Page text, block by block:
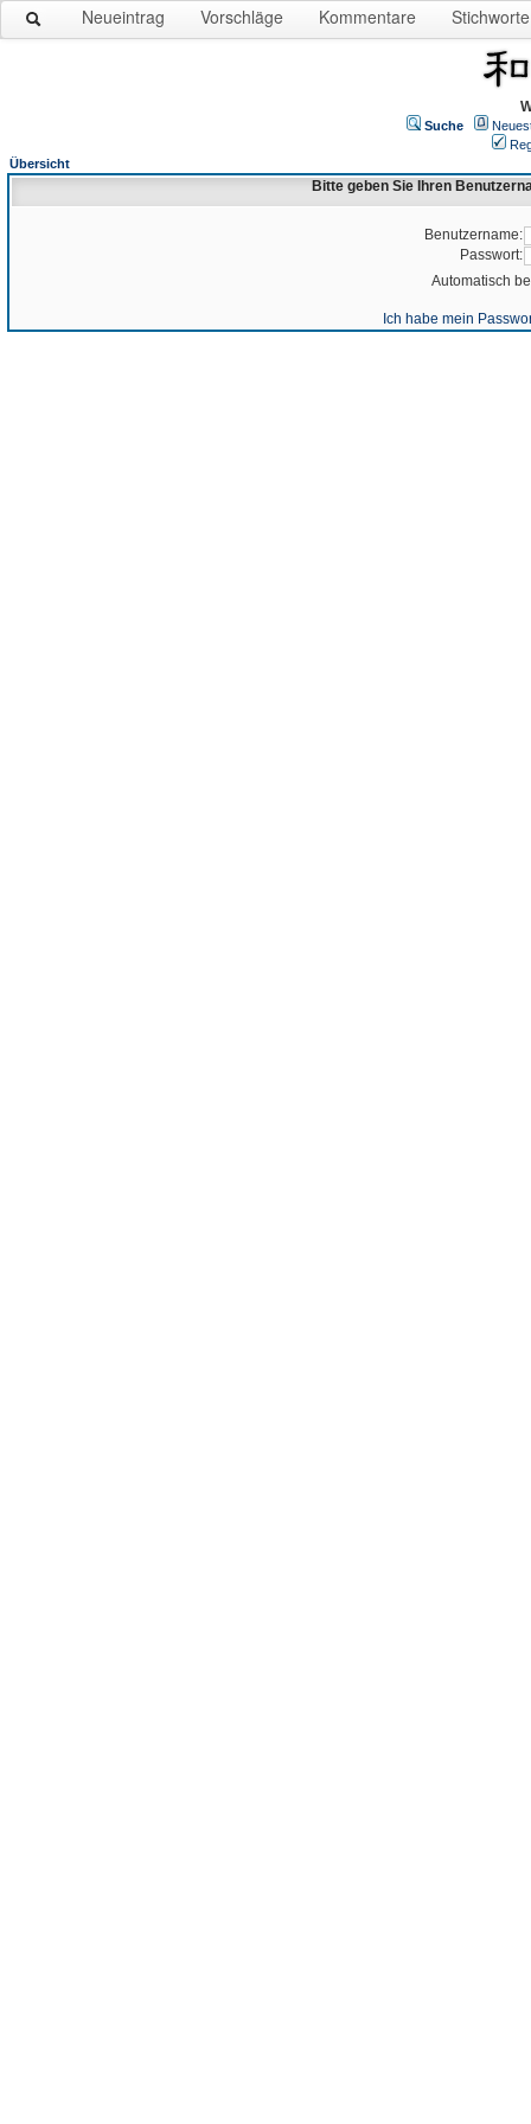
Neueintrag Vorschläge Kommentare Stichworte
Suche
Übersicht
Bitte geben Sie Ihren
Benutzername:
Passwort:
Automatisch
Ich habe mein